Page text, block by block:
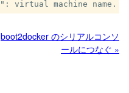
boot2docker のシリアルコンソ
ールにつなぐ »